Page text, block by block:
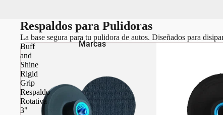
Marcas
Respaldos para Pulidoras
La base segura para tu pulidora de autos. Diseñados para
Buff
and
Shine
Rigid
Grip
Respaldo
Rotativa
3"